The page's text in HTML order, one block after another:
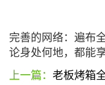
完善的网络：遍布
论身处何地，都能
上一篇： 老板烤箱